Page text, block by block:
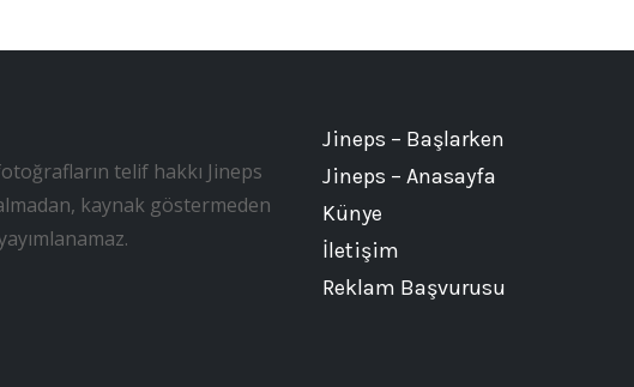
telif hakkı Jineps
almadan, kaynak göstermeden
Jineps – Başlarken
Jineps – Anasayfa
Künye
İletişim
Reklam Başvurusu